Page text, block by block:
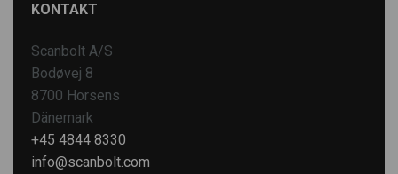
KONTAKT
Scanbolt A/S
Bodøvej 8
8700 Horsens
Dänemark
+45 4844 8330
info@scanbolt.com